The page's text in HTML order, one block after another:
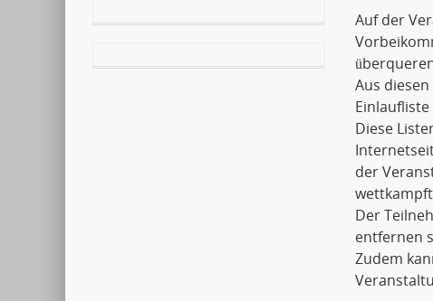
Auf der
Aus
Diese
der
Der
entfernen
Zudem